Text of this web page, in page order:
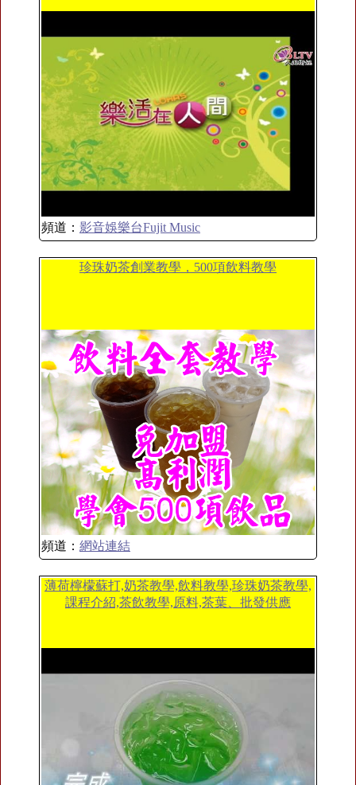
頻道： 影音娛樂台Fujit Music
珍珠奶茶創業教學，500項飲料教學
頻道： 網站連結
薄荷檸檬蘇打,奶茶教學,飲料教學,珍珠奶茶教學,
課程介紹,茶飲教學,原料,茶葉、批發供應